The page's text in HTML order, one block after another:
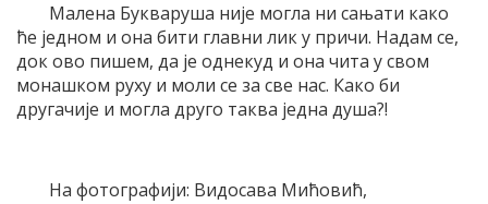
Малена Букваруша није могла ни сањати како
ће једном и она бити главни лик у причи. Надам се,
док ово пишем, да је однекуд и она чита у свом
монашком руху и моли се за све нас. Како би
другачије и могла друго таква једна душа?!
На фотографији: Видосава Мићовић,